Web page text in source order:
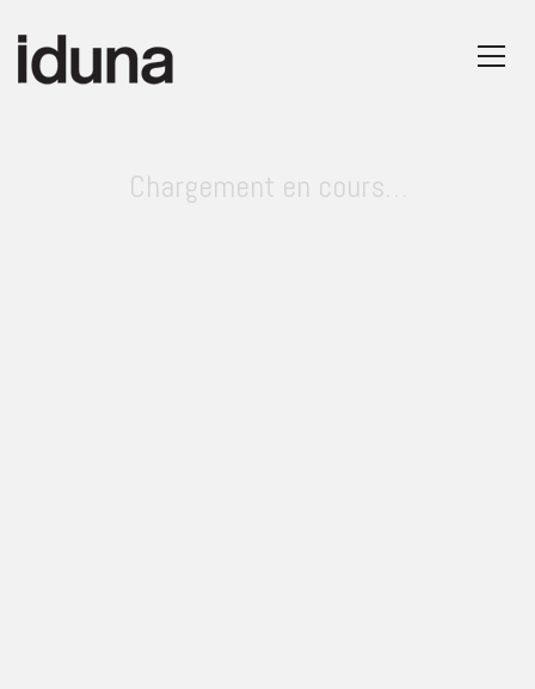
Chargement en cours…